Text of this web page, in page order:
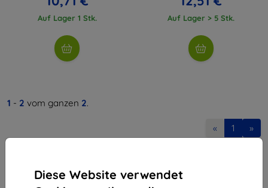
Diese Website verwendet
Auf Lager 1 Stk. Auf Lager > 5 Stk.
1 - 2 vom ganzen 2.
« 1 »